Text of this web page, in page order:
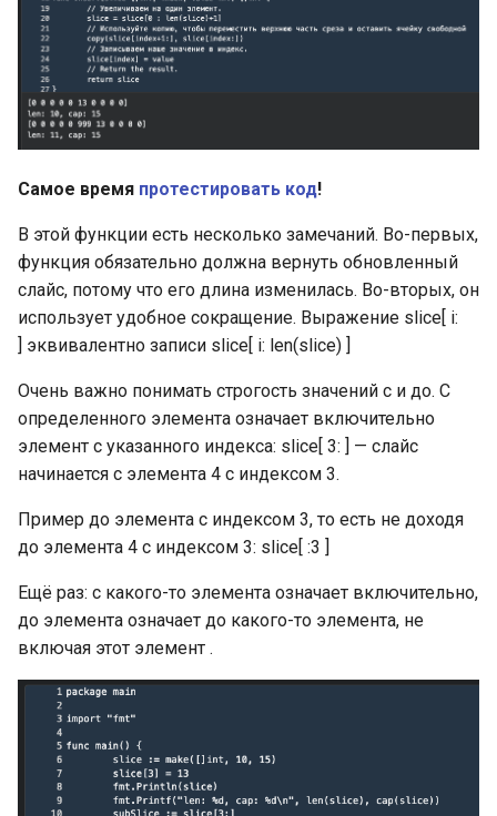
Самое время протестировать код!
В этой функции есть несколько замечаний. Во-первых,
функция обязательно должна вернуть обновленный
слайс, потому что его длина изменилась. Во-вторых, он
использует удобное сокращение. Выражение slice[ i:
] эквивалентно записи slice[ i: len(slice) ]
Очень важно понимать строгость значений с и до. C
определенного элемента означает включительно
элемент с указанного индекса: slice[ 3: ] — слайс
начинается с элемента 4 с индексом 3.
Пример до элемента с индексом 3, то есть не доходя
до элемента 4 с индексом 3: slice[ :3 ]
Ещё раз: с какого-то элемента означает включительно,
до элемента означает до какого-то элемента, не
включая этот элемент .